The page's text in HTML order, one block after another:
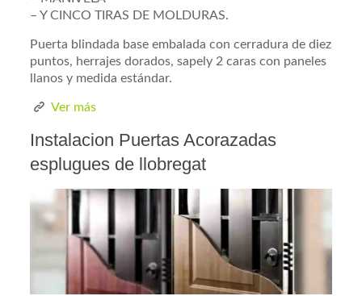
– Y CINCO TIRAS DE MOLDURAS.
Puerta blindada base embalada con cerradura de diez
puntos, herrajes dorados, sapely 2 caras con paneles
llanos y medida estándar.
Ver más
Instalacion Puertas Acorazadas
esplugues de llobregat